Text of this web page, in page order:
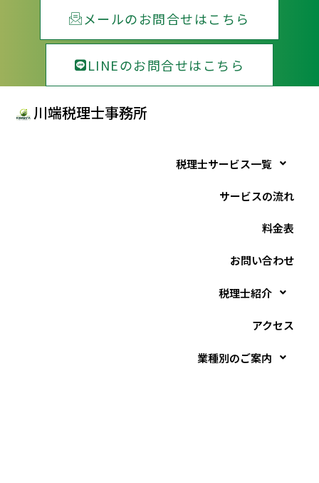
メールのお問合せはこちら
LINEのお問合せはこちら
川端税理士事務所
税理士サービス一覧
サービスの流れ
料金表
お問い合わせ
税理士紹介
アクセス
業種別のご案内